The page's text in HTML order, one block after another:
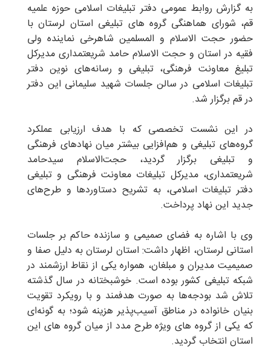
به گزارش روابط عمومی دفتر تبلیغات اسلامی حوزه علمیه
قم، شورای هماهنگی گروه های تبلیغی استان لرستان با
حضور حجت الاسلام و المسلمین شاهرخی نماینده ولی
فقیه در استان و حجت الاسلام حامد شریعتمداری مدیرکل
تبلیغ معاونت فرهنگی، تبلیغی و رسانه‌های نوین دفتر
تبلیغات اسلامی در سالن جلسات شهید سلیمانی این دفتر
در قم برگزار شد.
در این نشست تخصصی که با هدف ارزیابی عملکرد
گروه‌های تبلیغی و هم‌افزایی بیشتر میان نهادهای فرهنگی
و تبلیغی برگزار گردید، حجت‌الاسلام سیدحامد
شریعتمداری، مدیرکل تبلیغات معاونت فرهنگی و تبلیغی
دفتر تبلیغات اسلامی، به تشریح دستاوردها و طرح‌های
جدید این نهاد پرداخت.
وی با اشاره به فضای صمیمی و سازنده حاکم بر جلسات
استانی لرستان، اظهار داشت: استان لرستان به دلیل صفا و
صمیمیت مدیران و مبلغان، همواره یکی از نقاط ارزشمند در
شبکه تبلیغی کشور بوده است. خوشبختانه در سال گذشته
تلاش شد بودجه‌ها به صورت هدفمند و با رویکرد تقویت
بنیان خانواده در مناطق آسیب‌پذیر هزینه شود؛ به گونه‌ای
که یکی از گروه های ویژه طرح‌ مدد از میان گروه های این
استان انتخاب گردید.